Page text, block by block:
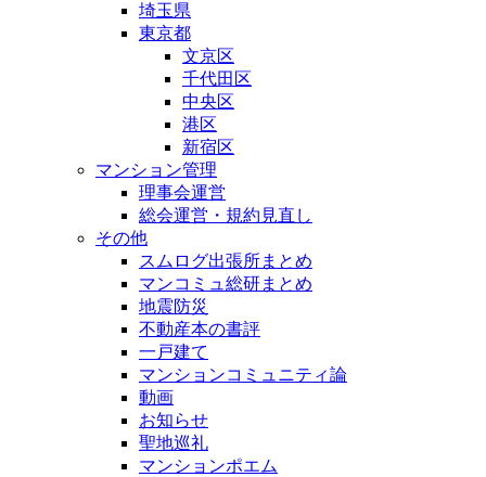
埼玉県
東京都
文京区
千代田区
中央区
港区
新宿区
マンション管理
理事会運営
総会運営・規約見直し
その他
スムログ出張所まとめ
マンコミュ総研まとめ
地震防災
不動産本の書評
一戸建て
マンションコミュニティ論
動画
お知らせ
聖地巡礼
マンションポエム